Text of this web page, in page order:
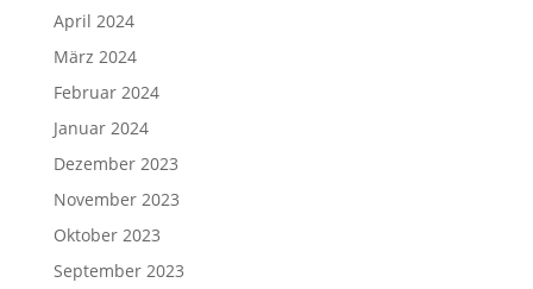
April 2024
März 2024
Februar 2024
Januar 2024
Dezember 2023
November 2023
Oktober 2023
September 2023